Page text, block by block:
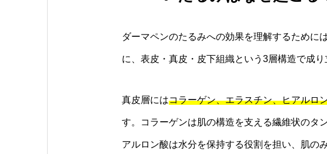
ダーマペンのたるみへの効果を理解するために
に、表皮・真皮・皮下組織という3層構造で成り
真皮層にはコラーゲン、エラスチン、ヒアルロ
す。コラーゲンは肌の構造を支える繊維状のタ
アルロン酸は水分を保持する役割を担い、肌の